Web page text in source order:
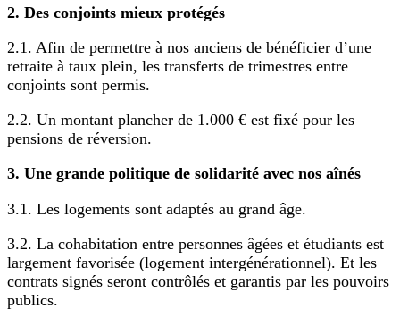
2. Des conjoints mieux protégés
2.1. Afin de permettre à nos anciens de bénéficier d’une
retraite à taux plein, les transferts de trimestres entre
conjoints sont permis.
2.2. Un montant plancher de 1.000 € est fixé pour les
pensions de réversion.
3. Une grande politique de solidarité avec nos aînés
3.1. Les logements sont adaptés au grand âge.
3.2. La cohabitation entre personnes âgées et étudiants est
largement favorisée (logement intergénérationnel). Et les
contrats signés seront contrôlés et garantis par les pouvoirs
publics.